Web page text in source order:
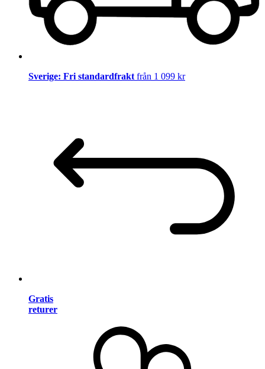
Sverige: Fri standardfrakt från 1 099 kr
Gratis
returer